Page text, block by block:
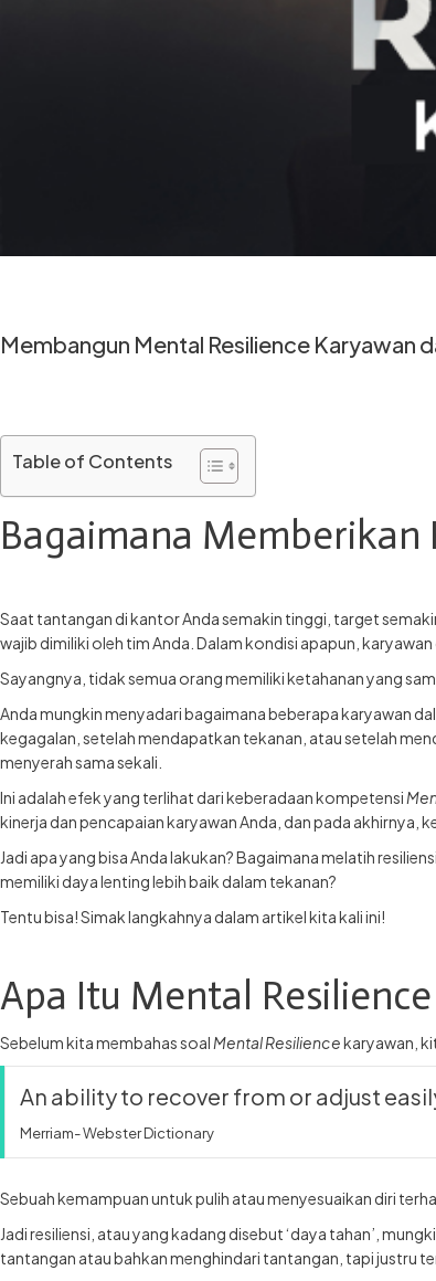
Membangun Mental Resilience Karyawan
Table of Contents
Bagaimana Memberikan
Saat tantangan di kantor Anda semakin tinggi, target
wajib dimiliki oleh tim Anda. Dalam kondisi apapun,
Sayangnya, tidak semua orang memiliki ketahanan yang
Anda mungkin menyadari bagaimana beberapa karyawan
kegagalan, setelah mendapatkan tekanan, atau setelah
menyerah sama sekali.
Ini adalah efek yang terlihat dari keberadaan kompetensi
kinerja dan pencapaian karyawan Anda, dan pada akhirnya,
Jadi apa yang bisa Anda lakukan? Bagaimana melatih
memiliki daya lenting lebih baik dalam tekanan?
Tentu bisa! Simak langkahnya dalam artikel kita kali ini!
Apa Itu Mental
Sebelum kita membahas soal Mental Resiliencekaryawan,
An ability to recover from or adjust
Merriam- Webster Dictionary
Sebuah kemampuan untuk pulih atau menyesuaikan diri
Jadi resiliensi, atau yang kadang disebut ‘daya tahan’,
tantangan atau bahkan menghindari tantangan, tapi justru